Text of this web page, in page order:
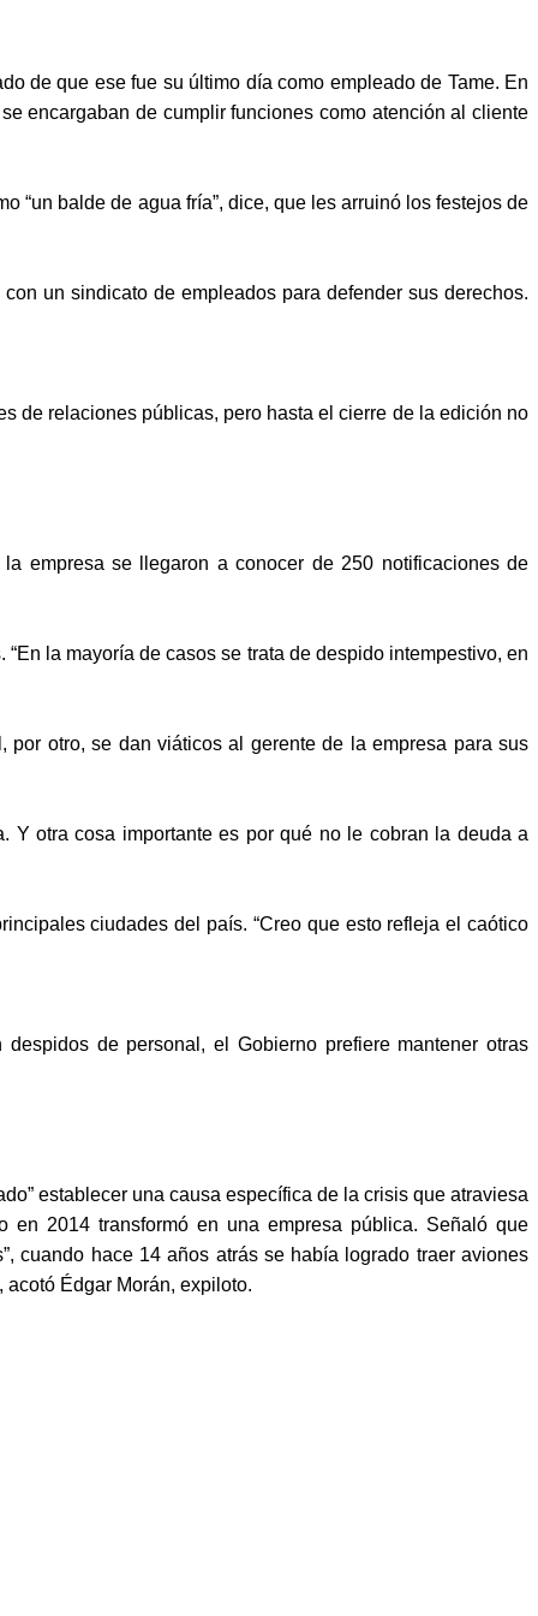
de que ese fue su último día como empleado de Tame. En
encargaban de cumplir funciones como atención al cliente
“un balde de agua fría”, dice, que les arruinó los festejos de
un sindicato de empleados para defender sus derechos.
de relaciones públicas, pero hasta el cierre de la edición no
empresa se llegaron a conocer de 250 notificaciones de
la mayoría de casos se trata de despido intempestivo, en
por otro, se dan viáticos al gerente de la empresa para sus
Y otra cosa importante es por qué no le cobran la deuda a
ciudades del país. “Creo que esto refleja el caótico
de personal, el Gobierno prefiere mantener otras
establecer una causa específica de la crisis que atraviesa
2014 transformó en una empresa pública. Señaló que
cuando hace 14 años atrás se había logrado traer aviones
acotó Édgar Morán, expiloto.